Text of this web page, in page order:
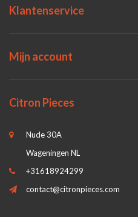
Klantenservice
Mijn account
Citron Pieces
Nude 30A
Wageningen NL
+31618924299
contact@citronpieces.com